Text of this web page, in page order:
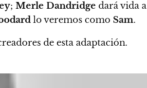
; Merle Dandridge dará vida a
lo veremos como Sam.
de esta adaptación.